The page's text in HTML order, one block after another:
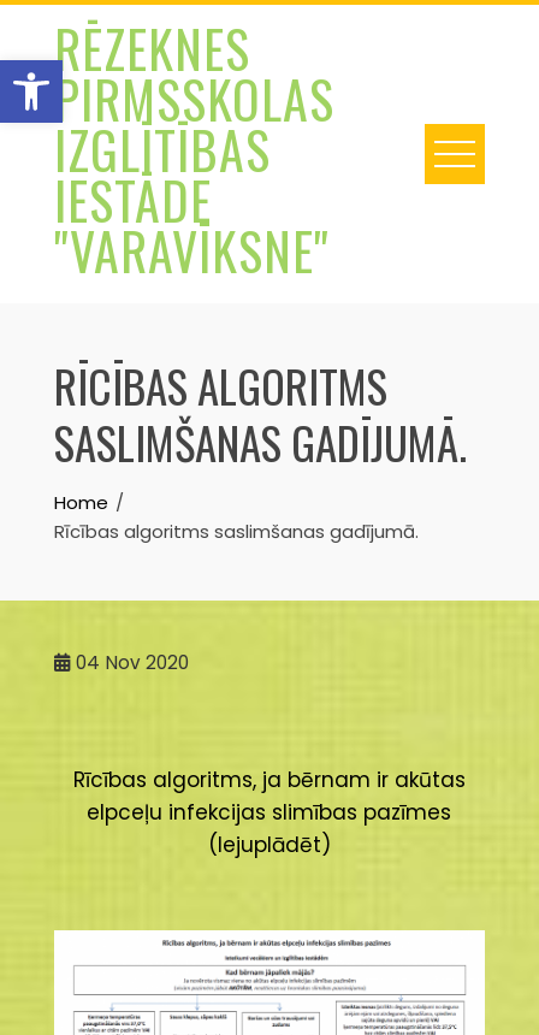
Open toolbar
Skip
contentRĒZEKNES
PIRMSSKOLAS
IZGLĪTĪBAS
IESTĀDE
"VARAVĪKSNE"
RĪCĪBAS ALGORITMS
SASLIMŠANAS GADĪJUMĀ.
Home
Rīcības algoritms saslimšanas gadījumā.
04 Nov 2020
Rīcības algoritms, ja bērnam ir akūtas
elpceļu infekcijas slimības pazīmes
(lejuplādēt)